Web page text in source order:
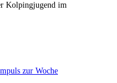
Kolpingjugend im